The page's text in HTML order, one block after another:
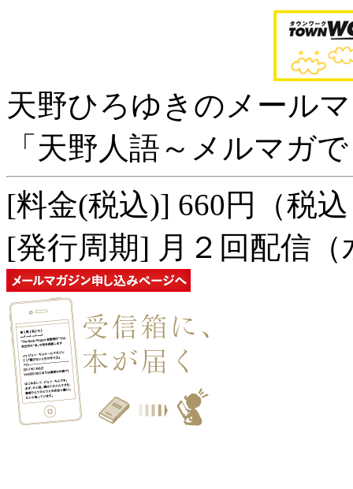
天野ひろゆきのメール
「天野人語～メルマガ
[料金(税込)] 660円（税
[発行周期] 月２回配信